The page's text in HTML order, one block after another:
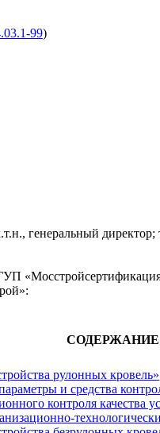
99)
генеральный
СОДЕРЖАНИЕ
рулонных кровель»
и средства
контроля качества